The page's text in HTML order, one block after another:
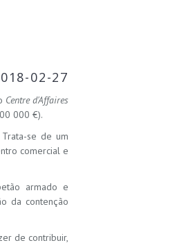
02-27
Centre d'Affaires
000 €).
se de um
comercial e
armado e
da contenção
de contribuir,